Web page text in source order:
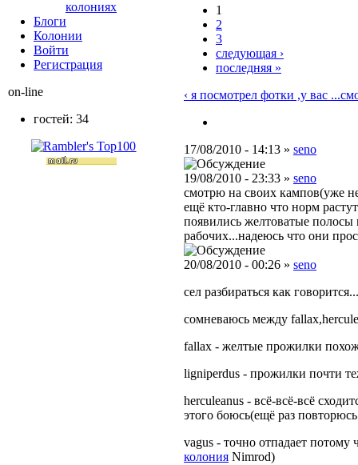
1
2
3
следующая ›
последняя »
‹ я посмотрел фотки ,у вас ...
17/08/2010 - 14:13 » seno
19/08/2010 - 23:33 » seno
смотрю на своих кампов(уже
ещё кто-главно что норм
появились желтоватые полосы
рабочих...надеюсь что они
20/08/2010 - 00:26 » seno
сел разбираться как говорится...
сомневаюсь между
fallax - желтые прожилки
ligniperdus - прожилки почти
herculeanus - всё-всё-всё
этого боюсь(ещё раз
vagus - точно отпадает
колония Nimrod)
колониях
Блоги
Колонии
Войти
Peгиcтpaция
on-line
гостей: 34